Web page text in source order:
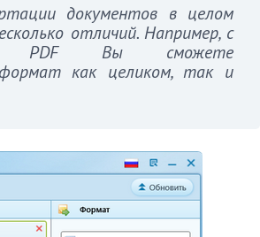
документов в целом
отличий. Например, с
PDF Вы сможете
как целиком, так и